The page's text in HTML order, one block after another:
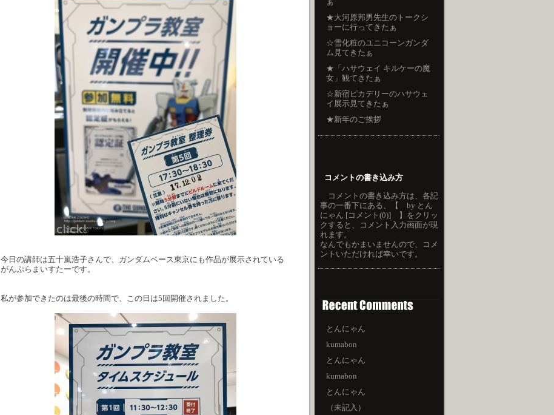
今日の講師は五十嵐浩子さんで、ガンダムベース東京にも作品が展示されている
がんぷらまいすたーです。
私が参加できたのは最後の時間で、この日は5回開催されました。
★大河原邦男先生のトークシ
ョーに行ってきたぁ
☆雪化粧のユニコーンガンダ
ム見てきたぁ
★「ハサウェイ キルケーの魔
女」観てきたぁ
☆新宿ピカデリーのハサウェ
イ展示見てきたぁ
★新年のご挨拶
コメントの書き込み方
コメントの書き込み方は、各記
事の一番下にある、【 by とん
にゃん [コメント(0)] 】をクリッ
クすると、コメント入力画面が現
れます。
なんでもかまいませんので、コメ
ントいただければ幸いです。
とんにゃん
kumabon
とんにゃん
kumabon
とんにゃん
（未記入）